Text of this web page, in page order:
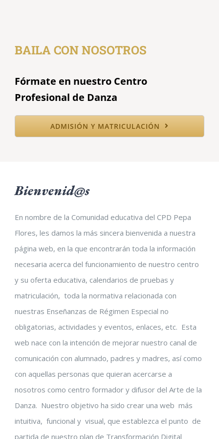
BAILA CON NOSOTROS
Fórmate en nuestro Centro
Profesional de Danza
ADMISIÓN Y MATRICULACIÓN
Bienvenid@s
En nombre de la Comunidad educativa del CPD Pepa
Flores, les damos la más sincera bienvenida a nuestra
página web, en la que encontrarán toda la información
necesaria acerca del funcionamiento de nuestro centro
y su oferta educativa, calendarios de pruebas y
matriculación, toda la normativa relacionada con
nuestras Enseñanzas de Régimen Especial no
obligatorias, actividades y eventos, enlaces, etc. Esta
web nace con la intención de mejorar nuestro canal de
comunicación con alumnado, padres y madres, así como
con aquellas personas que quieran acercarse a
nosotros como centro formador y difusor del Arte de la
Danza. Nuestro objetivo ha sido crear una web más
intuitiva, funcional y visual, que establezca el punto de
partida de nuestro plan de Transformación Digital